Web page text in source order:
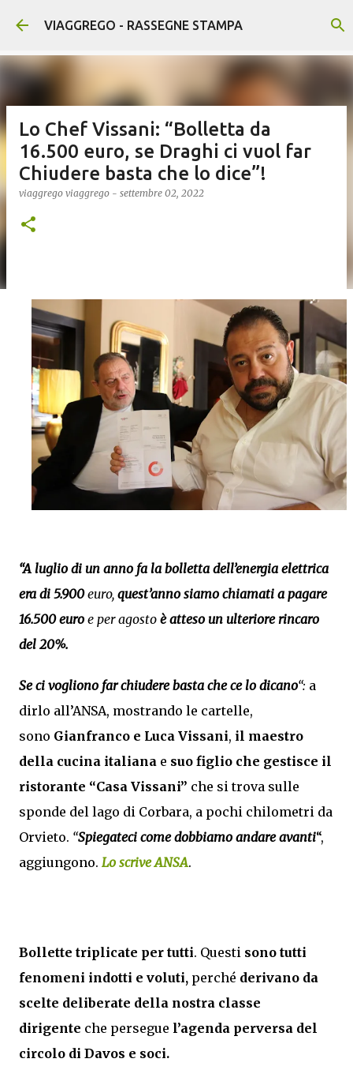
Passa ai contenuti principali
VIAGGREGO - RASSEGNE STAMPA
Lo Chef Vissani: “Bolletta da
16.500 euro, se Draghi ci vuol far
Chiudere basta che lo dice”!
viaggrego viaggrego - settembre 02, 2022
“A luglio di un anno fa la bolletta dell’energia elettrica
era di 5.900euro, quest’anno siamo chiamati a pagare
16.500 euro e per agosto è atteso un ulteriore rincaro
del 20%.
Se ci vogliono far chiudere basta che ce lo dicano“: a
dirlo all’ANSA, mostrando le cartelle,
sono Gianfranco e Luca Vissani, il maestro
della cucina italiana e suo figlio che gestisce il
ristorante “Casa Vissani” che si trova sulle
sponde del lago di Corbara, a pochi chilometri da
Orvieto. “Spiegateci come dobbiamo andare avanti“,
aggiungono. Lo scrive ANSA.
Bollette triplicate per tutti. Questi sono tutti
fenomeni indotti e voluti, perché derivano da
scelte deliberate della nostra classe
dirigente che persegue l’agenda perversa del
circolo di Davos e soci.